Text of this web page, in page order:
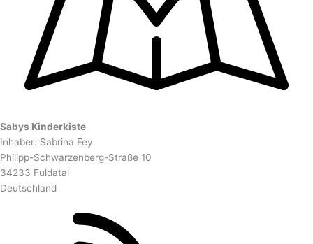
Sabys Kinderkiste
Inhaber: Sabrina Fey
Philipp-Schwarzenberg-Straße 10
34233 Fuldatal
Deutschland